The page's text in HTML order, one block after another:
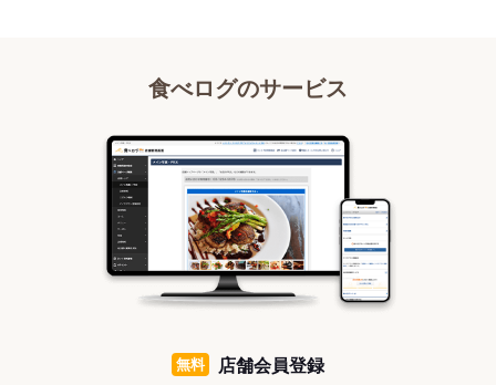
食べログのサービス
無料 店舗会員登録